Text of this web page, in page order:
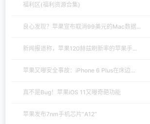
福利区(福利资源合集)
良心发现？苹果宣布取消99美元的Mac数据...
新闻报道称，苹果120赫兹刷新率的苹果手...
苹果又曝安全事故：iPhone 6 Plus在床边...
真不是Bug！苹果iOS 11又曝奇葩功能
苹果发布7nm手机芯片“A12”